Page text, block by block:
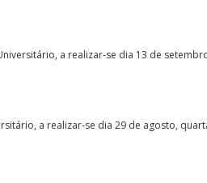
a realizar-se dia 13 de
a realizar-se dia 29 de agosto,